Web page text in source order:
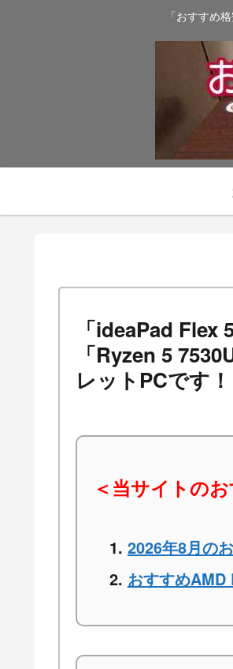
「おすすめ
「ideaPad
「Ryzen 5
レットPCです！
＜当サイトの
2026年8月の
おすすめAMD